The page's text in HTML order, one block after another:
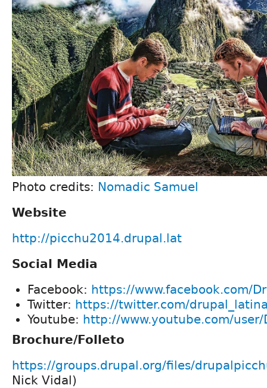
Photo credits: Nomadic Samuel
Website
http://picchu2014.drupal.lat
Social Media
Facebook: https://www.facebook.com/
Twitter: https://twitter.com/
Youtube: http://www.youtube.com/user/
Brochure/Folleto
https://groups.drupal.org/files/
Nick Vidal)